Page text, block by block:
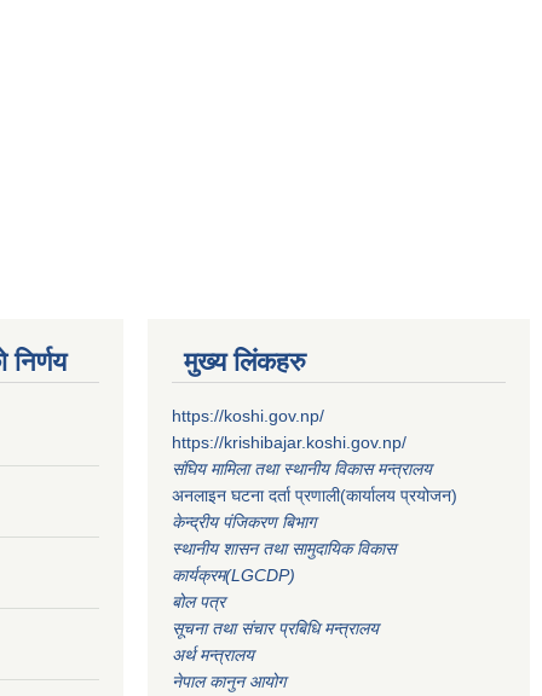
निर्णय मुख्य लिंकहरु
https://koshi.gov.np/
https://krishibajar.koshi.gov.np/
संघिय मामिला तथा स्थानीय विकास मन्त्रालय
अनलाइन घटना दर्ता प्रणाली(कार्यालय प्रयोजन)
केन्द्रीय पंजिकरण बिभाग
स्थानीय शासन तथा सामुदायिक विकास
कार्यक्रम(LGCDP)
बोल पत्र
सूचना तथा संचार प्रबिधि मन्त्रालय
अर्थ मन्त्रालय
नेपाल कानुन आयोग